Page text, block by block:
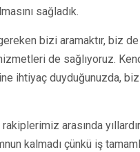
sağladık.
bizi aramaktır, biz
de sağlıyoruz.
ihtiyaç duyduğunuzda,
arasında
kalmadı çünkü iş